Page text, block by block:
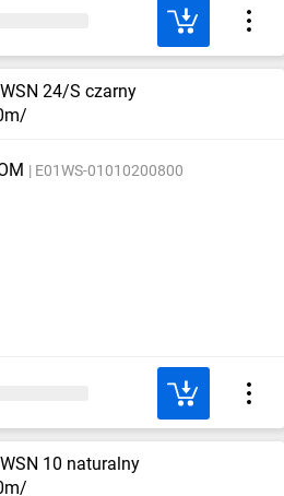
24/S czarny
E01WS-01010200800
10 naturalny